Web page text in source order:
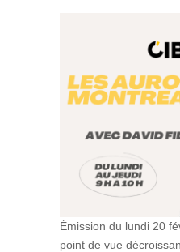
Émission du lundi 20
point de vue